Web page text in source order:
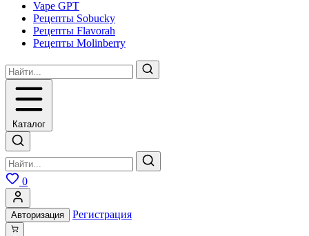
Vape GPT
Рецепты Sobucky
Рецепты Flavorah
Рецепты Molinberry
Каталог
0
Авторизация Регистрация